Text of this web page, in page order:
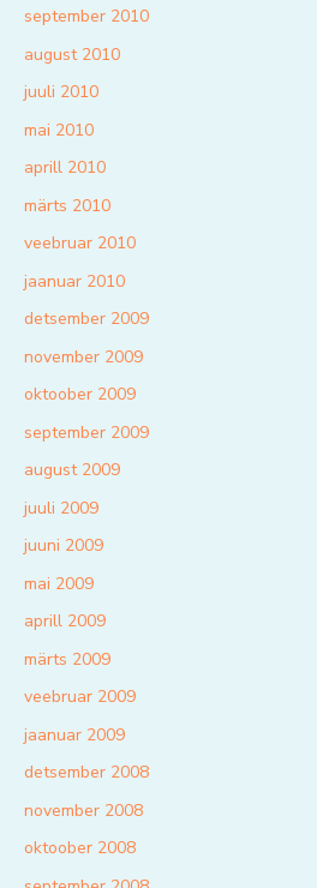
september 2010
august 2010
juuli 2010
mai 2010
aprill 2010
märts 2010
veebruar 2010
jaanuar 2010
detsember 2009
november 2009
oktoober 2009
september 2009
august 2009
juuli 2009
juuni 2009
mai 2009
aprill 2009
märts 2009
veebruar 2009
jaanuar 2009
detsember 2008
november 2008
oktoober 2008